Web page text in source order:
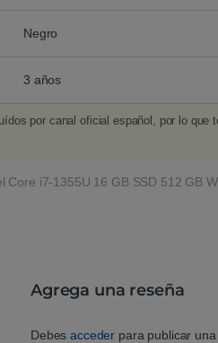
Negro
3 años
por canal oficial español, por lo que
i7-1355U 16 GB SSD 512 GB
Agrega una reseña
Debesacceder para publicar una